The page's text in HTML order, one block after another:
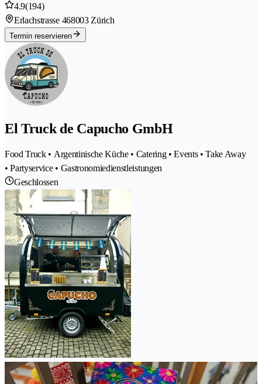
4.9(194)
Erlachstrasse 468003 Zürich
Termin reservieren
El Truck de Capucho GmbH
Food Truck • Argentinische Küche • Catering • Events • Take Away
• Partyservice • Gastronomiedienstleistungen
Geschlossen